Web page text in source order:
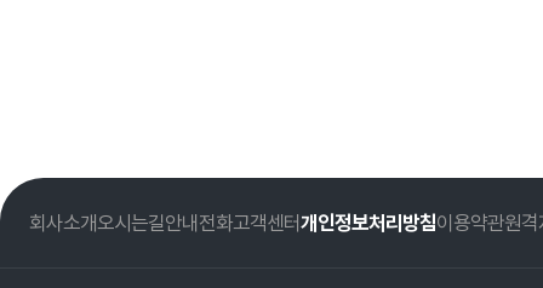
회사소개오시는길안내전화고객센터개인정보처리방침이용약관원격